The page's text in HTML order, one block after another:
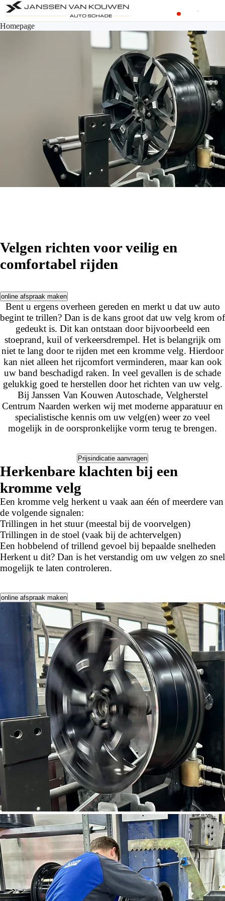
Homepage
Velgen richten voor veilig en
comfortabel rijden
online afspraak maken
Bent u ergens overheen gereden en merkt u dat uw auto
begint te trillen? Dan is de kans groot dat uw velg krom of
gedeukt is. Dit kan ontstaan door bijvoorbeeld een
stoeprand, kuil of verkeersdrempel. Het is belangrijk om
niet te lang door te rijden met een kromme velg. Hierdoor
kan niet alleen het rijcomfort verminderen, maar kan ook
uw band beschadigd raken. In veel gevallen is de schade
gelukkig goed te herstellen door het richten van uw velg.
Bij Janssen Van Kouwen Autoschade, Velgherstel
Centrum Naarden werken wij met moderne apparatuur en
specialistische kennis om uw velg(en) weer zo veel
mogelijk in de oorspronkelijke vorm terug te brengen.
Prijsindicatie aanvragen
Herkenbare klachten bij een
kromme velg
Een kromme velg herkent u vaak aan één of meerdere van
de volgende signalen:
Trillingen in het stuur (meestal bij de voorvelgen)
Trillingen in de stoel (vaak bij de achtervelgen)
Een hobbelend of trillend gevoel bij bepaalde snelheden
Herkent u dit? Dan is het verstandig om uw velgen zo snel
mogelijk te laten controleren.
online afspraak maken